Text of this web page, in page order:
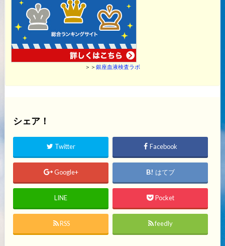
＞＞ 銀座血液検査ラボ
シェア！
Twitter Facebook
Google+ はてブ
LINE Pocket
RSS feedly